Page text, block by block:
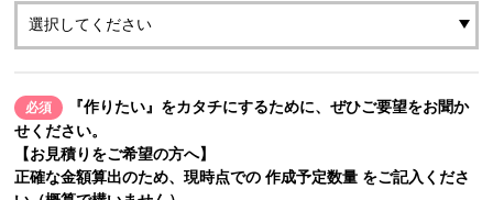
必須
『作りたい』をカタチにするために、ぜひご要望をお聞か
せください。
【お見積りをご希望の方へ】
正確な金額算出のため、現時点での 作成予定数量 をご記入くださ